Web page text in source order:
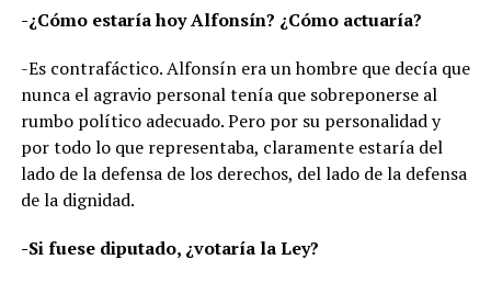
-¿Cómo estaría hoy Alfonsín? ¿Cómo actuaría?
-Es contrafáctico. Alfonsín era un hombre que decía que
nunca el agravio personal tenía que sobreponerse al
rumbo político adecuado. Pero por su personalidad y
por todo lo que representaba, claramente estaría del
lado de la defensa de los derechos, del lado de la defensa
de la dignidad.
-Si fuese diputado, ¿votaría la Ley?